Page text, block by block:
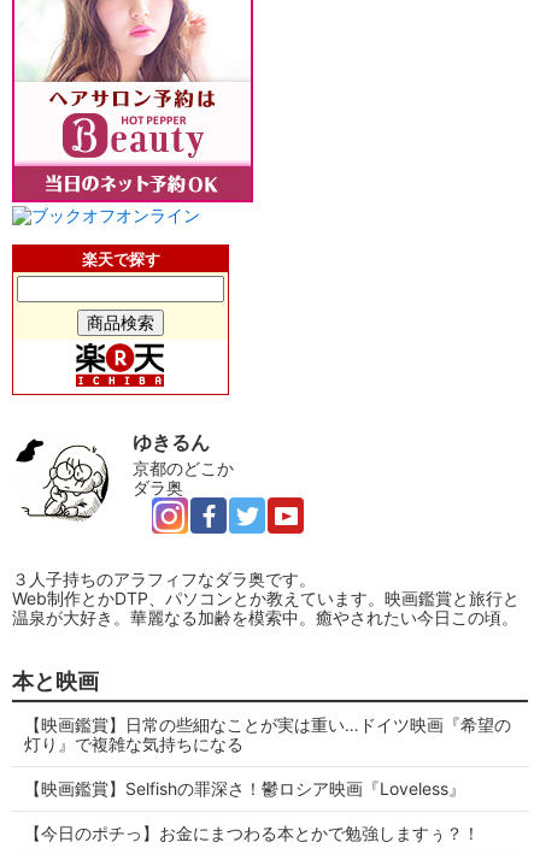
楽天で探す
ゆきるん
京都のどこか
ダラ奥
３人子持ちのアラフィフなダラ奥です。
Web制作とかDTP、パソコンとか教えています。映画鑑賞と旅行と
温泉が大好き。華麗なる加齢を模索中。癒やされたい今日この頃。
本と映画
【映画鑑賞】日常の些細なことが実は重い…ドイツ映画『希望の
灯り』で複雑な気持ちになる
【映画鑑賞】Selfishの罪深さ！鬱ロシア映画『Loveless』
【今日のポチっ】お金にまつわる本とかで勉強しますぅ？！